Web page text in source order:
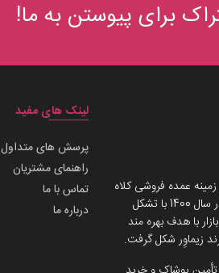
برای پیوستن به ما!
را در زمینه عمده فروشی کلاه
و پوشاک در بازار ایران آغاز نمود و در سال 1400 با تشکل
با هدف بهره مند
زیماوِر شکل گرفت.
لینک های مفید
پرسش های متداول
راهنمای مشتریان
تماس با ما
درباره ما